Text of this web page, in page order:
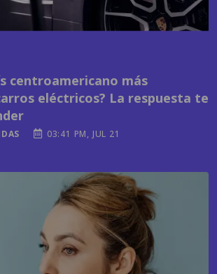
centroamericano más
eléctricos? La respuesta te
03:41 PM, JUL 21